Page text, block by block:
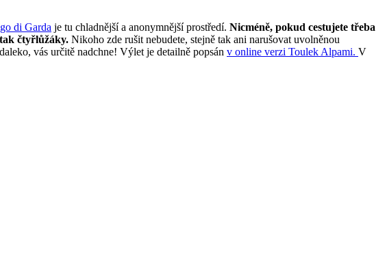
di Garda je tu chladnější a anonymnější prostředí. Nicméně, pokud cestujete třeba
čtyřlůžáky. Nikoho zde rušit nebudete, stejně tak ani narušovat uvolněnou
vás určitě nadchne! Výlet je detailně popsán v online verzi Toulek Alpami. V